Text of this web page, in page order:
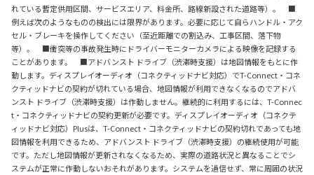
れている暫定供用区間、サービスエリア、料金所、路線新設された道路等）。 ■
例えば次のようなものの検出には限界があります。必要に応じて自らハンドル・アク
セル・ブレーキを操作してください（至近距離での割込み、工事区間、落下物
等）。 ■衝突等の事故発生時にドライバーモニターカメラによる映像を記録する
ことがあります。 ■アドバンスト ドライブ（渋滞時支援）は地図情報をもとに作
動します。ディスプレイオーディオ（コネクティッドナビ対応）でT-Connect・コネ
クティッドナビの契約が切れている場合、地図情報が利用できなくなるのでアドバ
ンスト ドライブ（渋滞時支援）は作動しません。継続的に利用するには、T-Connec
t・コネクティッドナビの契約更新が必要です。ディスプレイオーディオ（コネクテ
ィッドナビ対応）Plusは、T-Connect・コネクティッドナビの契約切れであっても地
図情報を利用できるため、アドバンスト ドライブ（渋滞時支援）の継続使用が可能
です。ただし地図情報が更新されなくなるため、実際の道路状況と異なることでシ
ステムが正常に作動しないおそれがあります。システムを過信せず、常に周囲の状況